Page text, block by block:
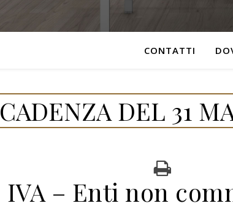
CONTATTI
DEL 31
IVA – Enti non